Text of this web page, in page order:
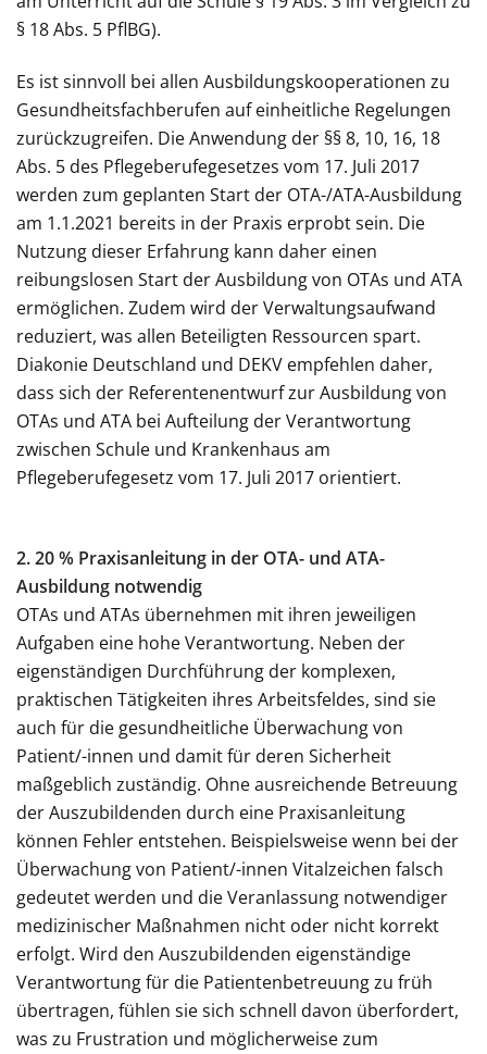
§ 18 Abs. 5 PflBG).
Es ist sinnvoll bei allen Ausbildungskooperationen zu
Gesundheitsfachberufen auf einheitliche Regelungen
zurückzugreifen. Die Anwendung der §§ 8, 10, 16, 18
Abs. 5 des Pflegeberufegesetzes vom 17. Juli 2017
werden zum geplanten Start der OTA-/ATA-Ausbildung
am 1.1.2021 bereits in der Praxis erprobt sein. Die
Nutzung dieser Erfahrung kann daher einen
reibungslosen Start der Ausbildung von OTAs und ATA
ermöglichen. Zudem wird der Verwaltungsaufwand
reduziert, was allen Beteiligten Ressourcen spart.
Diakonie Deutschland und DEKV empfehlen daher,
dass sich der Referentenentwurf zur Ausbildung von
OTAs und ATA bei Aufteilung der Verantwortung
zwischen Schule und Krankenhaus am
Pflegeberufegesetz vom 17. Juli 2017 orientiert.
2. 20 % Praxisanleitung in der OTA- und ATA-
Ausbildung notwendig
OTAs und ATAs übernehmen mit ihren jeweiligen
Aufgaben eine hohe Verantwortung. Neben der
eigenständigen Durchführung der komplexen,
praktischen Tätigkeiten ihres Arbeitsfeldes, sind sie
auch für die gesundheitliche Überwachung von
Patient/-innen und damit für deren Sicherheit
maßgeblich zuständig. Ohne ausreichende Betreuung
der Auszubildenden durch eine Praxisanleitung
können Fehler entstehen. Beispielsweise wenn bei der
Überwachung von Patient/-innen Vitalzeichen falsch
gedeutet werden und die Veranlassung notwendiger
medizinischer Maßnahmen nicht oder nicht korrekt
erfolgt. Wird den Auszubildenden eigenständige
Verantwortung für die Patientenbetreuung zu früh
übertragen, fühlen sie sich schnell davon überfordert,
was zu Frustration und möglicherweise zum